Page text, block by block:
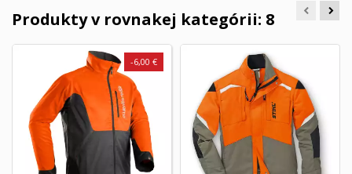
Produkty v rovnakej kategórii: 8
-6,00 €